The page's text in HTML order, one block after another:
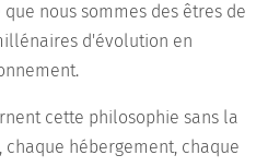
nous sommes des êtres de
d'évolution en
cette philosophie sans la
hébergement, chaque